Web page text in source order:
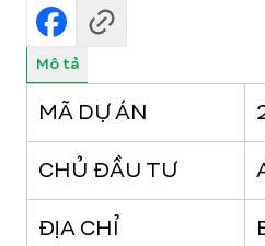
Mô tả
MÃ DỰ ÁN
CHỦ ĐẦU TƯ
ĐỊA CHỈ